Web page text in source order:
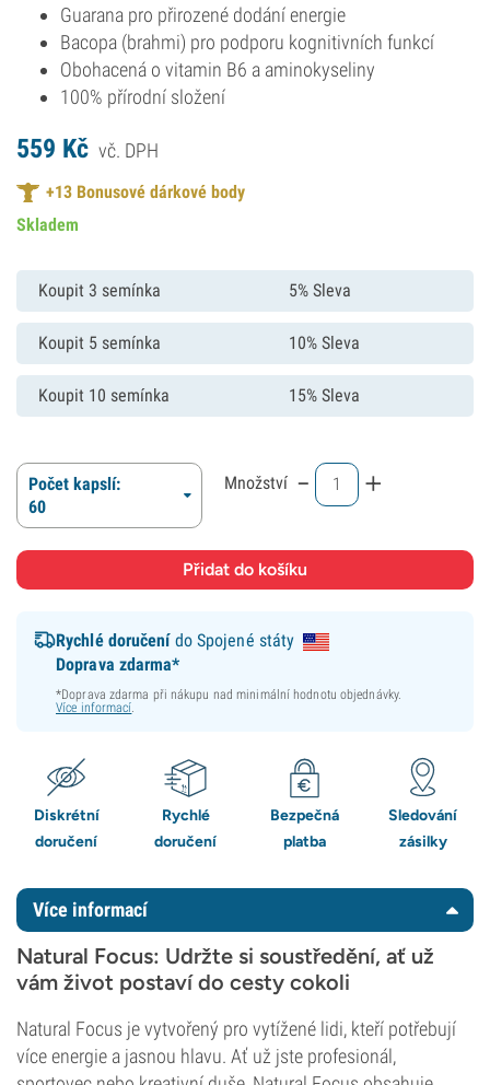
Guarana pro přirozené dodání energie
Bacopa (brahmi) pro podporu kognitivních funkcí
Obohacená o vitamin B6 a aminokyseliny
100% přírodní složení
559 Kč vč. DPH
+13 Bonusové dárkové body
Skladem
Koupit 3 semínka 5% Sleva
Koupit 5 semínka 10% Sleva
Koupit 10 semínka 15% Sleva
Počet kapslí:
60
Množství - +
Rychlé doručenído Spojené státy
Doprava zdarma*
*Doprava zdarma při nákupu nad minimální hodnotu objednávky.
Více informací.
Diskrétní
doručení
Rychlé
doručení
Bezpečná
platba
Sledování
zásilky
Více informací
Natural Focus: Udržte si soustředění, ať už
vám život postaví do cesty cokoli
Natural Focus je vytvořený pro vytížené lidi, kteří potřebují
více energie a jasnou hlavu. Ať už jste profesionál,